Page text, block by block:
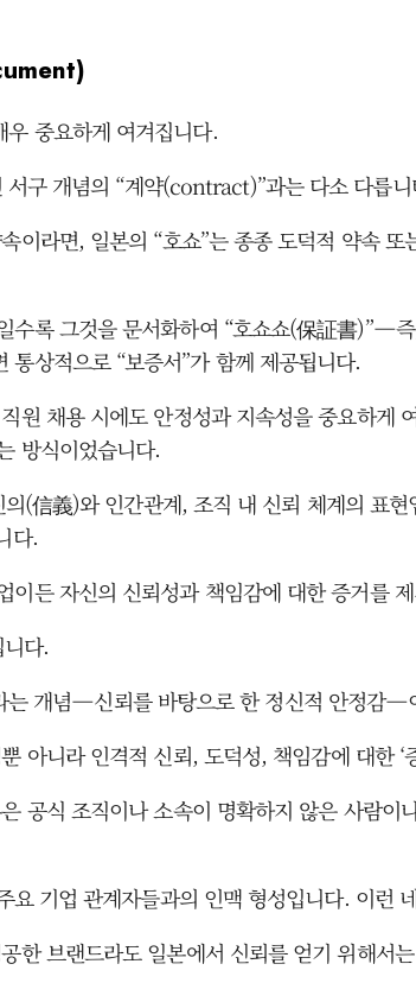
중요하게 여겨집니다.
구 개념의 “계약(contract)”과는 다소 다릅니
이라면, 일본의 “호쇼”는 종종 도덕적 약속
수록 그것을 문서화하여 “호쇼쇼(保証書
상적으로 “보증서”가 함께 제공됩니다.
원 채용 시에도 안정성과 지속성을 중요하
방식이었습니다.
(信義)와 인간관계, 조직 내 신뢰 체계의 표
다.
든 자신의 신뢰성과 책임감에 대한 증거를
다.
개념—신뢰를 바탕으로 한 정신적 안정감—
아니라 인격적 신뢰, 도덕성, 책임감에 대한 ‘
공식 조직이나 소속이 명확하지 않은 사람
기업 관계자들과의 인맥 형성입니다. 이런
한 브랜드라도 일본에서 신뢰를 얻기 위해서